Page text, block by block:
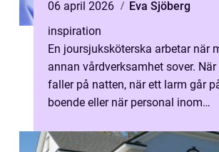
06 april 2026
Eva Sjöberg
inspiration
En joursjuksköterska arbetar när
annan vårdverksamhet sover. När
faller på natten, när ett larm går
boende eller när personal inom
rådg...